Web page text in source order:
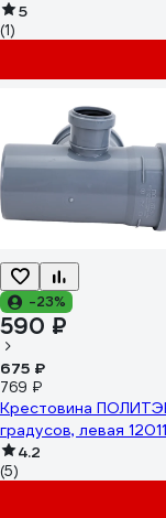
5
(1)
-23%
590 ₽
675 ₽
769 ₽
Крестовина
градусов, левая
4.2
(5)